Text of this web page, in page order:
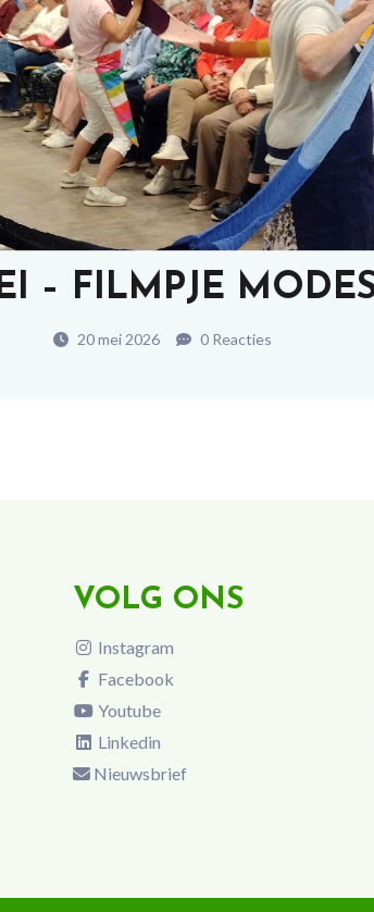
– FILMPJE
20 mei 2026 0 Reacties
VOLG ONS
Instagram
Facebook
Youtube
Linkedin
Nieuwsbrief